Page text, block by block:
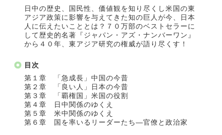
日中の歴史、国民性、価値観を知り尽くし米国の東
アジア政策に影響を与えてきた知の巨人が今、日本
人に伝えたいこととは？７０万部のベストセラーに
して歴史的名著『ジャパン・アズ・ナンバーワン』
から４０年、東アジア研究の権威が語り尽くす！
目次
第１章 「急成長」中国の今昔
第２章 「良い人」日本の今昔
第３章 「覇権国」米国の役割
第４章 日中関係のゆくえ
第５章 米中関係のゆくえ
第６章 国を率いるリーダーたち―官僚と政治家